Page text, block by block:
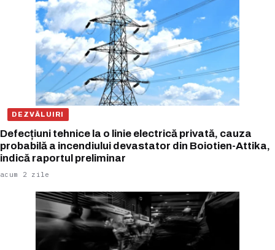
DEZVĂLUIRI
Defecțiuni tehnice la o linie electrică privată, cauza
probabilă a incendiului devastator din Boiotien-Attika,
indică raportul preliminar
acum 2 zile